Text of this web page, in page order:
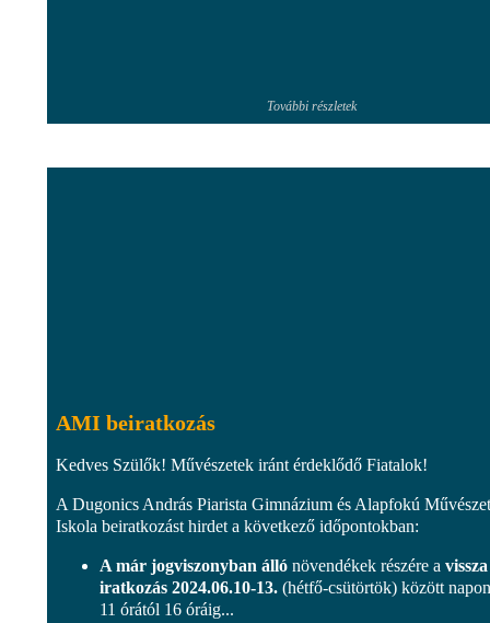
További részletek
AMI beiratkozás
Kedves Szülők! Művészetek iránt érdeklődő Fiatalok!
A Dugonics András Piarista Gimnázium és Alapfokú
Iskola beiratkozást hirdet a következő időpontokban:
A már jogviszonyban álló növendékek részére a vissza
iratkozás 2024.06.10-13. (hétfő-csütörtök) között
11 órától 16 óráig...